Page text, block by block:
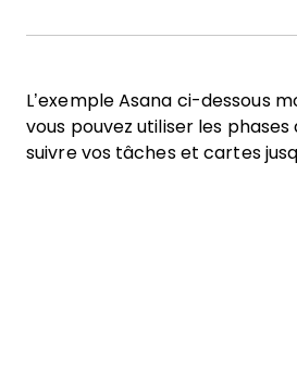
L’exemple Asana ci-dessous
vous pouvez utiliser les
suivre vos tâches et cartes